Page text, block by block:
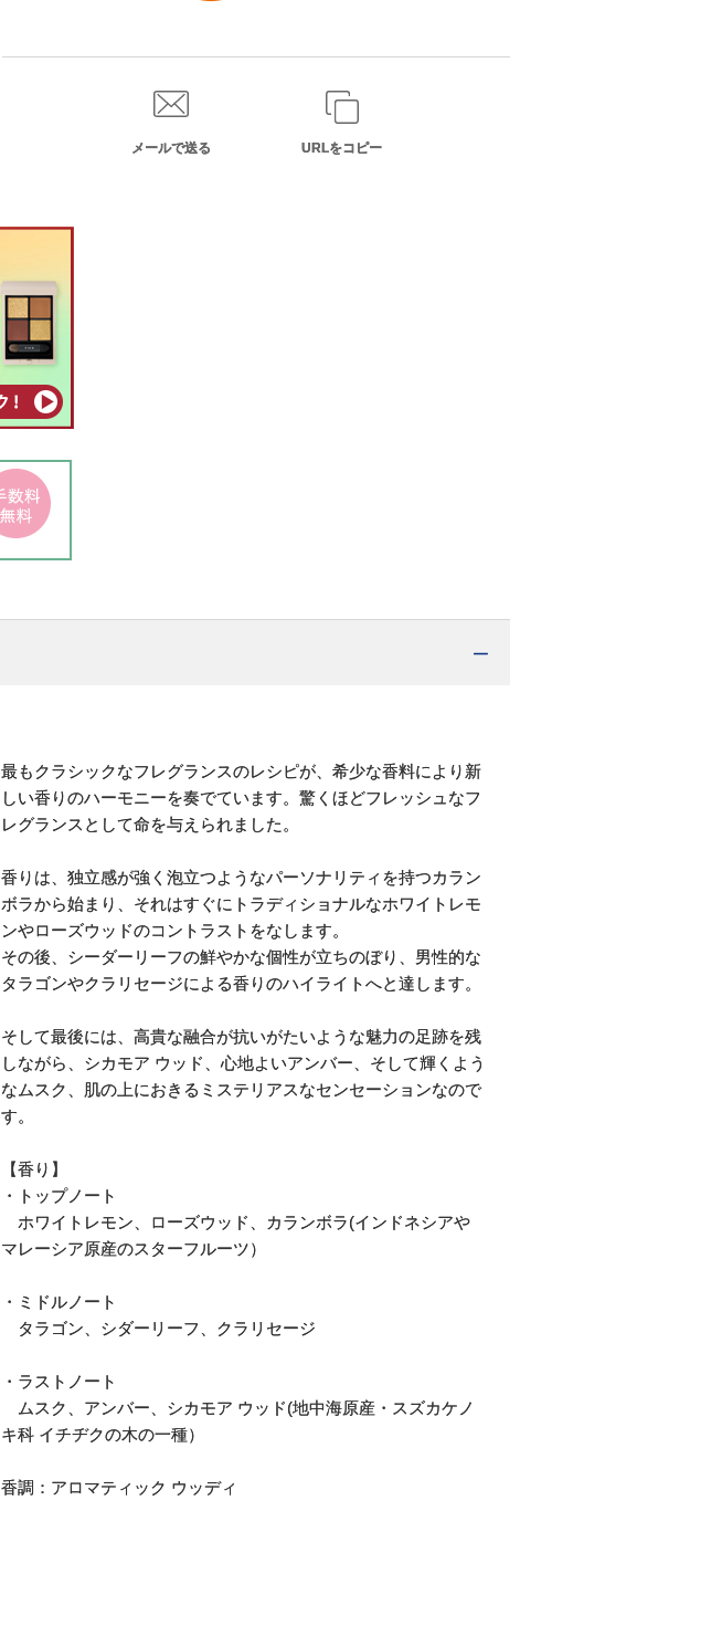
メールで送る URLをコピー
最もクラシックなフレグランスのレシピが、希少な香料により新
しい香りのハーモニーを奏でています。驚くほどフレッシュなフ
レグランスとして命を与えられました。
香りは、独立感が強く泡立つようなパーソナリティを持つカラン
ボラから始まり、それはすぐにトラディショナルなホワイトレモ
ンやローズウッドのコントラストをなします。
その後、シーダーリーフの鮮やかな個性が立ちのぼり、男性的な
タラゴンやクラリセージによる香りのハイライトへと達します。
そして最後には、高貴な融合が抗いがたいような魅力の足跡を残
しながら、シカモア ウッド、心地よいアンバー、そして輝くよう
なムスク、肌の上におきるミステリアスなセンセーションなので
す。
【香り】
・トップノート
ホワイトレモン、ローズウッド、カランボラ(インドネシアや
マレーシア原産のスターフルーツ）
・ミドルノート
タラゴン、シダーリーフ、クラリセージ
・ラストノート
ムスク、アンバー、シカモア ウッド(地中海原産・スズカケノ
キ科 イチヂクの木の一種）
香調：アロマティック ウッディ